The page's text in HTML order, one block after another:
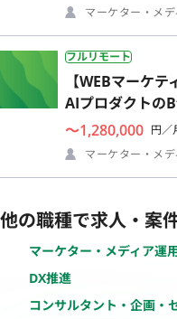
マーケター・メ
フルリモート
【WEBマーケ
AIプロダクトの
〜1,280,000 円／
マーケター・メ
他の職種で求人・案
マーケター・メディア運
DX推進
コンサルタント・企画・